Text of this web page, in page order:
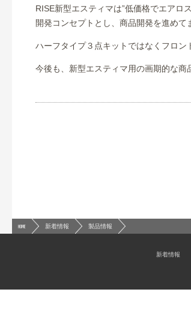
RISE新型エスティマは”低価格でエアロ
開発コンセプトとし、商品開発を進めて
ハーフタイプ３点キットではなくフロ
今後も、新型エスティマ用の画期的な商
HOME 新着情報 製品情報
新着情報